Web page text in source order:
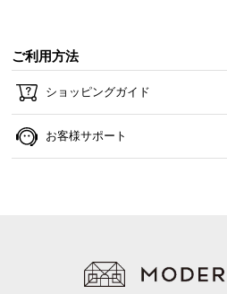
商品のお届けから、ご購入後
で、トータルでご満足頂ける
ご利用方法
ショッピングガイド
お客様サポート